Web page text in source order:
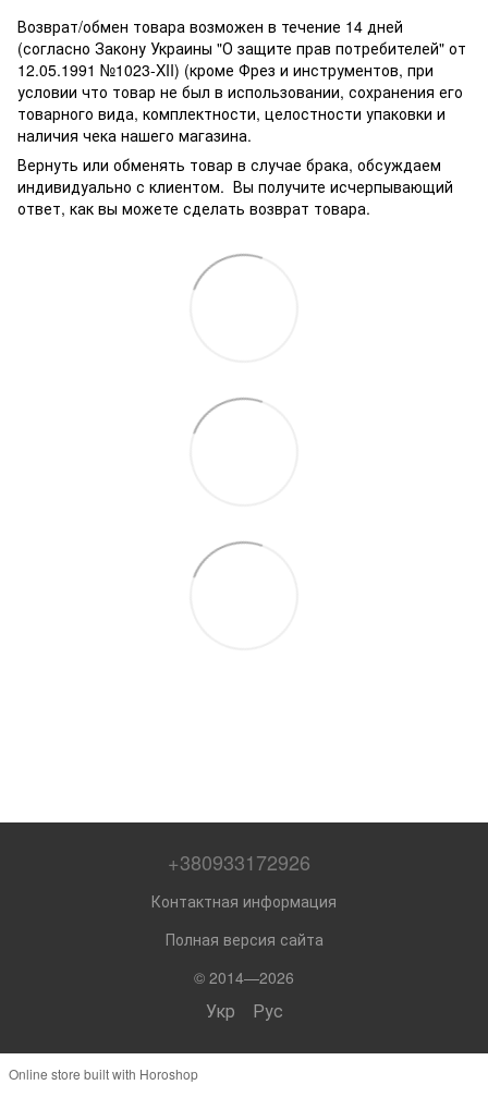
Возврат/обмен товара возможен в течение 14 дней
(согласно Закону Украины "О защите прав потребителей" от
12.05.1991 №1023-XII) (кроме Фрез и инструментов, при
условии что товар не был в использовании, сохранения его
товарного вида, комплектности, целостности упаковки и
наличия чека нашего магазина.
Вернуть или обменять товар в случае брака, обсуждаем
индивидуально с клиентом. Вы получите исчерпывающий
ответ, как вы можете сделать возврат товара.
+380933172926
Контактная информация
Полная версия сайта
© 2014—2026
Укр Рус
Online store built with Horoshop